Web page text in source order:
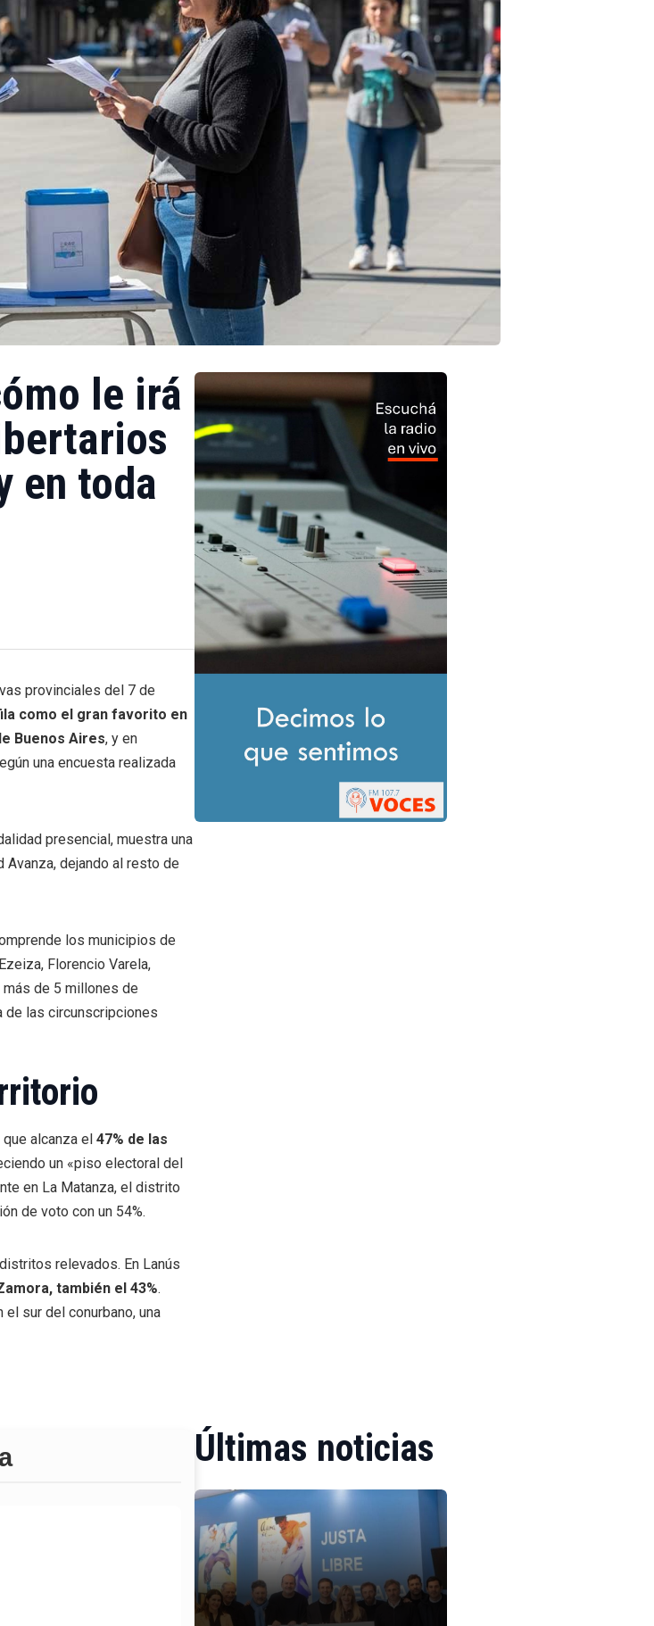
le irá
en toda
provinciales del 7 de
como el gran favorito en
Buenos Aires, y en
una encuesta realizada
presencial, muestra una
dejando al resto de
los municipios de
Florencio Varela,
más de 5 millones de
de las circunscripciones
alcanza el 47% de las
un «piso electoral del
en La Matanza, el distrito
de voto con un 54%.
relevados. En Lanús
también el 43%.
sur del conurbano, una
Últimas noticias